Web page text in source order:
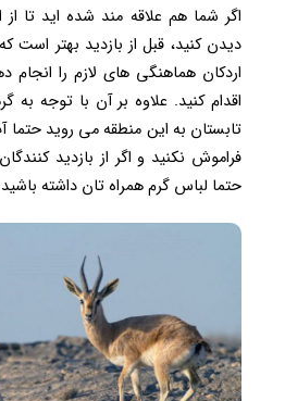
اگر شما هم علاقه مند شده اید تا
دیدن کنید، قبل از بازدید بهتر
اردکان هماهنگی های لازم را
اقدام کنید. علاوه بر آن با توجه
تابستان به این منطقه می روید حتما
فراموش نکنید و اگر از بازدید
حتما لباس گرم همراه تان داشته